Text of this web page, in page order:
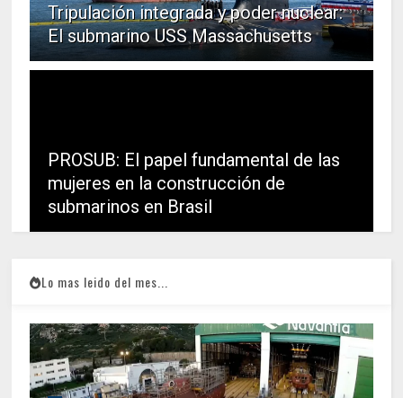
Tripulación integrada y poder nuclear:
El submarino USS Massachusetts
PROSUB: El papel fundamental de las
mujeres en la construcción de
submarinos en Brasil
Lo mas leido del mes...